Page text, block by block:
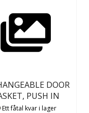
DOOR
PUSH IN
Ett fåtal kvar i lager